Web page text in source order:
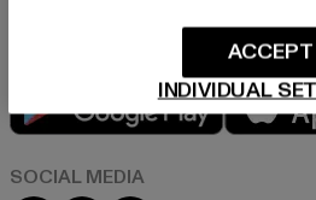
Play
INDIVIDUAL
ACCEPT